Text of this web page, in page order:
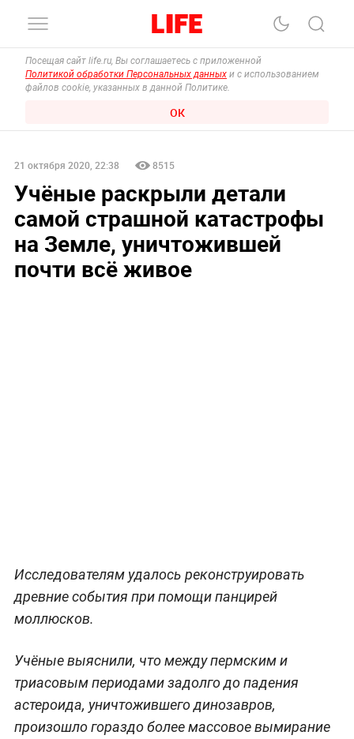
Посещая сайт life.ru, Вы соглашаетесь с приложенной
Политикой обработки Персональных данных и с использованием
файлов cookie, указанных в данной Политике.
ОК
21 октября 2020, 22:38 8515
Учёные раскрыли детали
самой страшной катастрофы
на Земле, уничтожившей
почти всё живое
Исследователям удалось реконструировать
древние события при помощи панцирей
моллюсков.
Учёные выяснили, что между пермским и
триасовым периодами задолго до падения
астероида, уничтожившего динозавров,
произошло гораздо более массовое вымирание